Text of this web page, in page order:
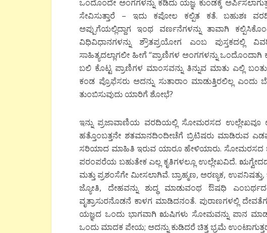
ಒಂದೊಂದೇ ಅಂಗಗಳನ್ನು ಕಡಿದು ಯಜ್ಞ ಕುಂಡಕ್ಕೆ
ಸೇವಿಸುತ್ತಾರೆ – ಇದು ಕಪೋಲ ಕಲ್ಪಿತ ಕತೆ. ಬಹುಶಃ
ಅಪ್ಪುಗೆಯಲ್ಲಿದ್ದಾಗ ಇಂಥ ವರ್ಣನೆಗಳನ್ನು ತಾವಾಗಿ
ವಿಧಿವಿಧಾನಗಳನ್ನು ಶ್ರೌತಪ್ರಯೋಗ ಎಂಬ ಪುಸ್ತಕದಲ್ಲಿ
ಸಾಹಿತ್ಯದಲ್ಲಾಗಲೀ ಹೀಗೆ “ಪ್ರಾಣಿಗಳ ಅಂಗಗಳನ್ನು ಒಂದೊಂದಾಗಿ
ಬಲಿ ಕೊಟ್ಟ ಪ್ರಾಣಿಗಳ ಮಾಂಸವನ್ನು ತಿನ್ನುವ ಮಾತು ಎಲ್ಲಿ
ಕಂಡ ಪ್ರೊಫೆಸರು ಅದನ್ನು ಸುತಾರಾಂ ಮಾಡುತ್ತಿರಲಿಲ್ಲ ಎಂದು
ತುಂಬಿಸುವುದು ಯಾರಿಗೆ ಶೋಭೆ?
ಇನ್ನು ಪ್ರಜಾವಾಣಿಯ ವರದಿಯಲ್ಲಿ ಸೋಮರಸದ
ಹತ್ತೊಂಬತ್ತನೇ ಶತಮಾನದಿಂದೀಚೆಗೆ ಬ್ರಿಟಿಷರು ಮಾಡಿರುವ
ಸರಿಯಾದ ಮಾಹಿತಿ ಇರುವ ಯಾರೂ ಹೇಳಿಯಾರು. ಸೋಮರಸದ
ಪರಂಪರೆಯ ಬಹುತೇಕ ಎಲ್ಲ ಕೃತಿಗಳಲ್ಲೂ ಉಲ್ಲೇಖವಿದೆ.
ಮತ್ತು ಪ್ರಶಂಸೆಗೇ ಮೀಸಲಾಗಿವೆ. ಬ್ರಾಹ್ಮಣ, ಅರಣ್ಯಕ,
ಜ್ಯೋತಿ, ದೇಹವನ್ನು ಶುದ್ಧ ಮಾಡುವಂಥ ಔಷಧಿ
ವೃತ್ರಾಸುರನೊಡನೆ ಕಾಳಗ ಮಾಡಿದನಂತೆ. ಪುರಾಣಗಳಲ್ಲಿ
ಯಜ್ಞದ ಒಂದು ಭಾಗವಾಗಿ ಋಷಿಗಳು ಸೋಮವನ್ನು ಪಾನ
ಒಂದು ಮಾದಕ ಪೇಯ; ಅದನ್ನು ಕುಡಿದರೆ ಚಿತ್ತ ಭ್ರಮೆ